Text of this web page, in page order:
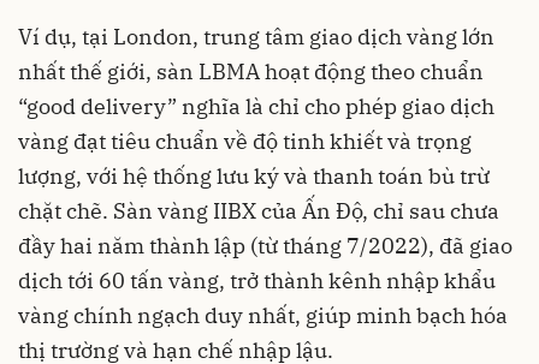
Ví dụ, tại London, trung tâm giao dịch vàng lớn
nhất thế giới, sàn LBMA hoạt động theo chuẩn
“good delivery” nghĩa là chỉ cho phép giao dịch
vàng đạt tiêu chuẩn về độ tinh khiết và trọng
lượng, với hệ thống lưu ký và thanh toán bù trừ
chặt chẽ. Sàn vàng IIBX của Ấn Độ, chỉ sau chưa
đầy hai năm thành lập (từ tháng 7/2022), đã giao
dịch tới 60 tấn vàng, trở thành kênh nhập khẩu
vàng chính ngạch duy nhất, giúp minh bạch hóa
thị trường và hạn chế nhập lậu.